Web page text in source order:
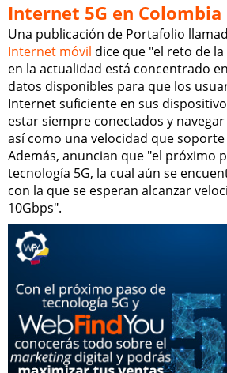
Internet 5G en Colombia
Una publicación de Portafolio
Internet móvil dice que "el reto de
en la actualidad está concentrado
datos disponibles para que los
Internet suficiente en sus
estar siempre conectados y
así como una velocidad que
Además, anuncian que "el próximo
tecnología 5G, la cual aún se
con la que se esperan alcanzar
10Gbps".